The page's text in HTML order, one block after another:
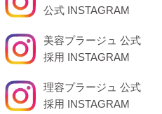
公式 INSTAGRAM
美容プラージュ 公式
採用 INSTAGRAM
理容プラージュ 公式
採用 INSTAGRAM